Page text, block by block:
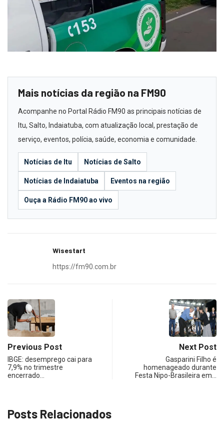
Mais notícias da região na FM90
Acompanhe no Portal Rádio FM90 as principais notícias de
Itu, Salto, Indaiatuba, com atualização local, prestação de
serviço, eventos, polícia, saúde, economia e comunidade.
Notícias de Itu Notícias de Salto
Notícias de Indaiatuba Eventos na região
Ouça a Rádio FM90 ao vivo
Wisestart
https://fm90.com.br
Previous Post
IBGE: desemprego cai para
7,9% no trimestre
encerrado…
Next Post
Gasparini Filho é
homenageado durante
Festa Nipo-Brasileira em…
Posts Relacionados